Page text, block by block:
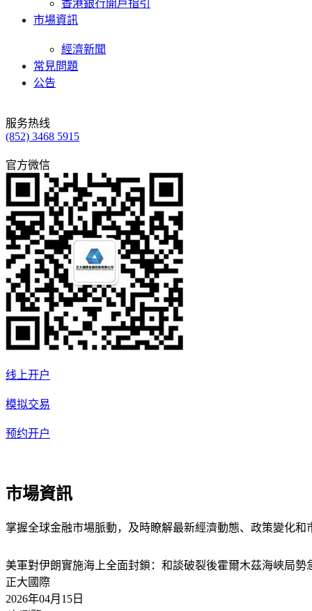
香港銀行開戶指引
市場資訊
經濟新聞
常見問題
公告
服务热线
(852) 3468 5915
官方微信
线上开户
模拟交易
预约开户
市場資訊
掌握全球金融市場脈動，及時瞭解最新經濟動態、政策變化
美軍對伊朗實施海上全面封鎖：和談破裂後霍爾木茲海峽局勢
正大國際
2026年04月15日